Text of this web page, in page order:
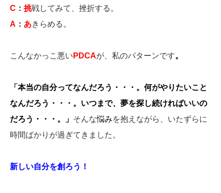
C ： 挑戦してみて、挫折する。
A ： あきらめる。
こんなかっこ悪い PDCAが、私のパターンです。
「本当の自分ってなんだろう・・・。何がやりたいこと
なんだろう・・・。いつまで、夢を探し続ければいいの
だろう・・・。」 そんな悩みを抱えながら、いたずらに
時間ばかりが過ぎてきました。
新しい自分を創ろう！